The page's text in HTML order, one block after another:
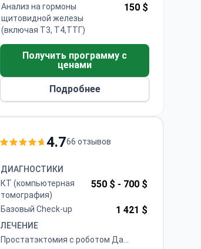
МРТ головного мозга
750 $
Анализ на гормоны
щитовидной железы
(включая Т3, Т4,ТТГ)
Получить программу с
ценами
ДИАГНОСТИКИ
КТ (компьютерная
томография)
700 $
Базовый Check-up
ЛЕЧЕНИЕ